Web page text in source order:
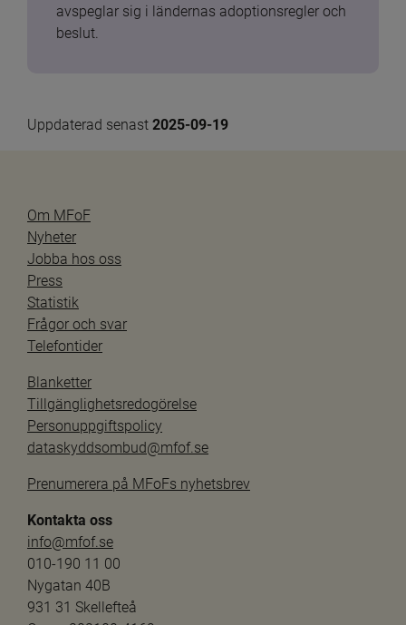
avspeglar sig i ländernas adoptionsregler och
beslut.
Uppdaterad senast 2025-09-19
Om MFoF
Nyheter
Jobba hos oss
Press
Statistik
Frågor och svar
Telefontider
Blanketter
Tillgänglighetsredogörelse
Personuppgiftspolicy
dataskyddsombud@mfof.se
Prenumerera på MFoFs nyhetsbrev
Kontakta oss
info@mfof.se
010-190 11 00
Nygatan 40B
931 31 Skellefteå